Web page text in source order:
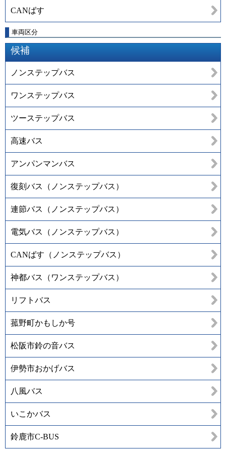
CANばす
車両区分
候補
ノンステップバス
ワンステップバス
ツーステップバス
高速バス
アンパンマンバス
復刻バス（ノンステップバス）
連節バス（ノンステップバス）
電気バス（ノンステップバス）
CANばす（ノンステップバス）
神都バス（ワンステップバス）
リフトバス
菰野町かもしか号
松阪市鈴の音バス
伊勢市おかげバス
八風バス
いこかバス
鈴鹿市C-BUS